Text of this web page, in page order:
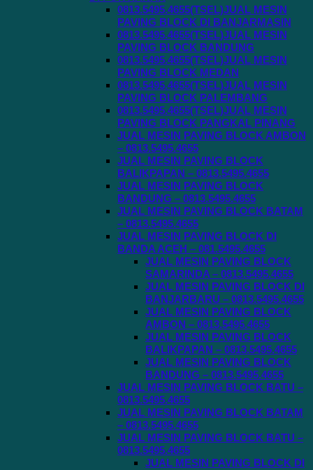
0813.5495.4655(TSEL)JUAL MESIN
PAVING BLOCK DI BANJARMASIN
0813.5495.4655(TSEL)JUAL MESIN
PAVING BLOCK BANDUNG
0813.5495.4655(TSEL)JUAL MESIN
PAVING BLOCK MEDAN
0813.5495.4655(TSEL)JUAL MESIN
PAVING BLOCK PALEMBANG
0813.5495.4655(TSEL)JUAL MESIN
PAVING BLOCK PANGKAL PINANG
JUAL MESIN PAVING BLOCK AMBON
– 0813.5495.4655
JUAL MESIN PAVING BLOCK
BALIKPAPAN – 0813.5495.4655
JUAL MESIN PAVING BLOCK
BANDUNG – 0813.5495.4655
JUAL MESIN PAVING BLOCK BATAM
– 0813.5495.4655
JUAL MESIN PAVING BLOCK DI
BANDA ACEH – 081.5495.4655
JUAL MESIN PAVING BLOCK
SAMARINDA – 0813.5495.4655
JUAL MESIN PAVING BLOCK DI
BANJARBARU – 0813.5495.4655
JUAL MESIN PAVING BLOCK
AMBON – 0813.5495.4655
JUAL MESIN PAVING BLOCK
BALIKPAPAN – 0813.5495.4655
JUAL MESIN PAVING BLOCK
BANDUNG – 0813.5495.4655
JUAL MESIN PAVING BLOCK BATU –
0813.5495.4655
JUAL MESIN PAVING BLOCK BATAM
– 0813.5495.4655
JUAL MESIN PAVING BLOCK BATU –
0813.5495.4655
JUAL MESIN PAVING BLOCK DI